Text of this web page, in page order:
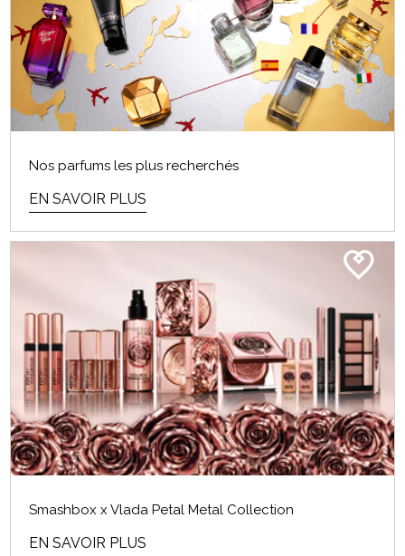
Nos parfums les plus recherchés
EN SAVOIR PLUS
Smashbox x Vlada Petal Metal Collection
EN SAVOIR PLUS